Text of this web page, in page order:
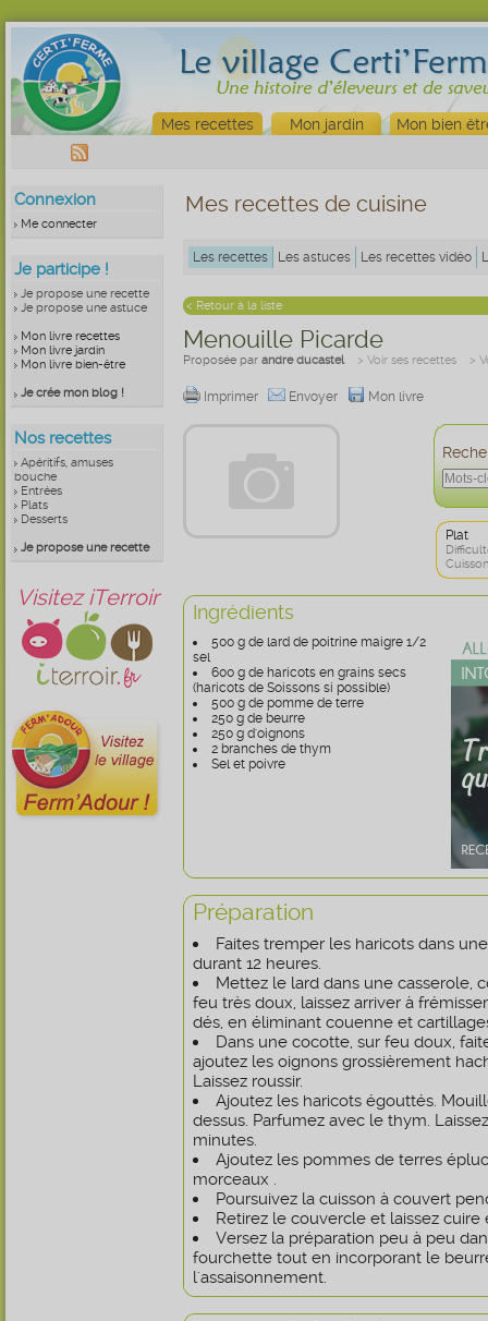
Mes recettes Mon jardin Mon bien
Connexion
Me connecter
Je participe !
Je propose une recette
Je propose une astuce
Mon livre recettes
Mon livre jardin
Mon livre bien-être
Je crée mon blog !
Nos recettes
Apéritifs, amuses
bouche
Entrées
Plats
Desserts
Je propose une recette
Visitez iTerroir
Mes recettes de cuisine
Les recettes Les astuces Les recettes vidéo
< Retour à la liste
Menouille Picarde
Proposée par andre ducastel > Voir ses recettes >
Imprimer Envoyer Mon livre
Plat
Ingrédients
500 g de lard de poitrine maigre 1/2
sel
600 g de haricots en grains secs
(haricots de Soissons si possible)
500 g de pomme de terre
250 g de beurre
250 g d'oignons
2 branches de thym
Sel et poivre
Préparation
Faites tremper les haricots dans
durant 12 heures.
Mettez le lard dans une casserole,
feu très doux, laissez arriver à
dés, en éliminant couenne et
Dans une cocotte, sur feu doux,
ajoutez les oignons grossièrement
Laissez roussir.
Ajoutez les haricots égouttés.
dessus. Parfumez avec le thym.
minutes.
Ajoutez les pommes de terres
morceaux .
Poursuivez la cuisson à couvert
Retirez le couvercle et laissez cuire
Versez la préparation peu à peu
fourchette tout en incorporant le
l'assaisonnement.